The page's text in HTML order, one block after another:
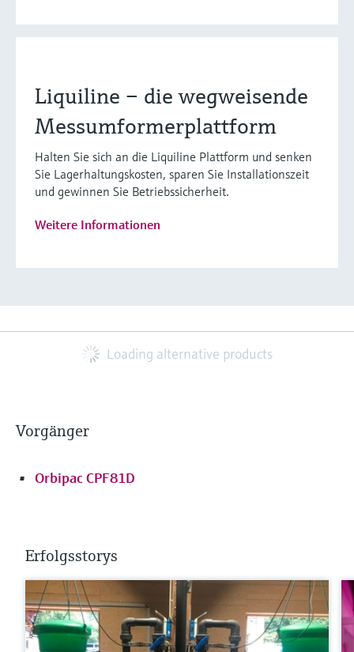
Liquiline – die wegweisende
Messumformerplattform
Halten Sie sich an die Liquiline Plattform und senken
Sie Lagerhaltungskosten, sparen Sie Installationszeit
und gewinnen Sie Betriebssicherheit.
Weitere Informationen
Loading alternative products
Vorgänger
Orbipac CPF81D
Erfolgsstorys